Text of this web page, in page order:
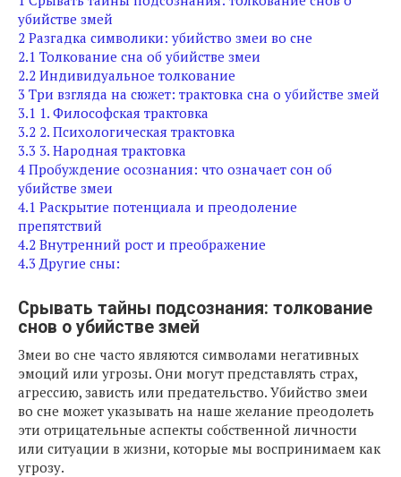
убийстве змей
2 Разгадка символики: убийство змеи во сне
2.1 Толкование сна об убийстве змеи
2.2 Индивидуальное толкование
3 Три взгляда на сюжет: трактовка сна о убийстве змей
3.1 1. Философская трактовка
3.2 2. Психологическая трактовка
3.3 3. Народная трактовка
4 Пробуждение осознания: что означает сон об
убийстве змеи
4.1 Раскрытие потенциала и преодоление
препятствий
4.2 Внутренний рост и преображение
4.3 Другие сны:
Срывать тайны подсознания: толкование
снов о убийстве змей
Змеи во сне часто являются символами негативных
эмоций или угрозы. Они могут представлять страх,
агрессию, зависть или предательство. Убийство змеи
во сне может указывать на наше желание преодолеть
эти отрицательные аспекты собственной личности
или ситуации в жизни, которые мы воспринимаем как
угрозу.